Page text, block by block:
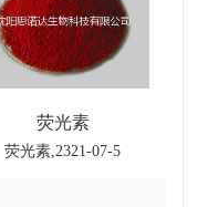
荧光素
荧光素,2321-07-5